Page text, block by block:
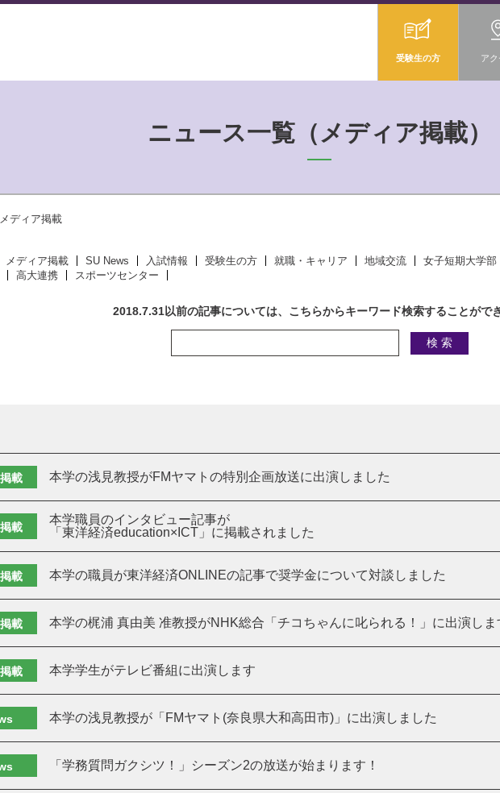
受験生の方 ア
ニュース一覧（メディア掲載）
メディア掲載
メディア掲載 SU News 入試情報 受験生の方 就職・キャリア 地域交流
女子短期大学部
高大連携 スポーツセンター
2018.7.31以前の記事については、こちらからキーワード検索することがで
載 本学の浅見教授がFMヤマトの特別企画放送に出演しました
載
本学職員のインタビュー記事が
「東洋経済education×ICT」に掲載されました
載 本学の職員が東洋経済ONLINEの記事で奨学金について対談しました
載 本学の梶浦 真由美 准教授がNHK総合「チコちゃんに叱られる！」に出演しま
載 本学学生がテレビ番組に出演します
本学の浅見教授が「FMヤマト(奈良県大和高田市)」に出演しました
「学務質問ガクシツ！」シーズン2の放送が始まります！